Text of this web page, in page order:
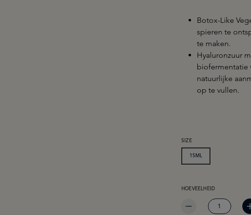
Botox-Like
spieren te
te maken.
Hyaluronzuur
biofermentatie
natuurlijke
op te vullen.
SELECTEER
SIZE
15ML
HOEVEELHEID